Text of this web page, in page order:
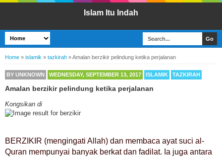
Islam Itu Indah
Home » islamik » tazkirah »Amalan berzikir pelindung ketika perjalanan
BY UNKNOWN WEDNESDAY, SEPTEMBER 13, 2017 ISLAMIK TAZKIRAH
Amalan berzikir pelindung ketika perjalanan
Kongsikan di
BERZIKIR (mengingati Allah) dan membaca ayat suci al-
Quran mempunyai banyak berkat dan fadilat. Ia juga antara